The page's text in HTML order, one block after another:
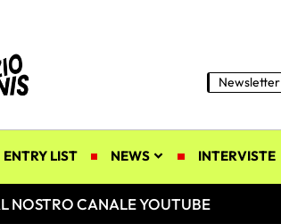
Newsletter
ENTRY LIST NEWS INTERVISTE
NOSTRO CANALE YOUTUBE